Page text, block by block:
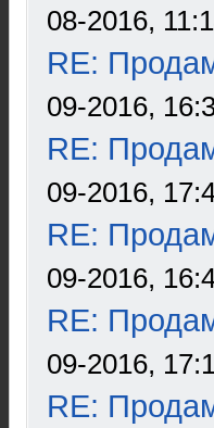
08-2016,
RE:
09-2016,
RE:
09-2016,
RE:
09-2016,
RE:
09-2016,
RE: